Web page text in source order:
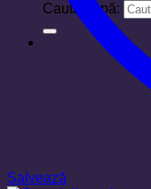
Caută după:
Salvează